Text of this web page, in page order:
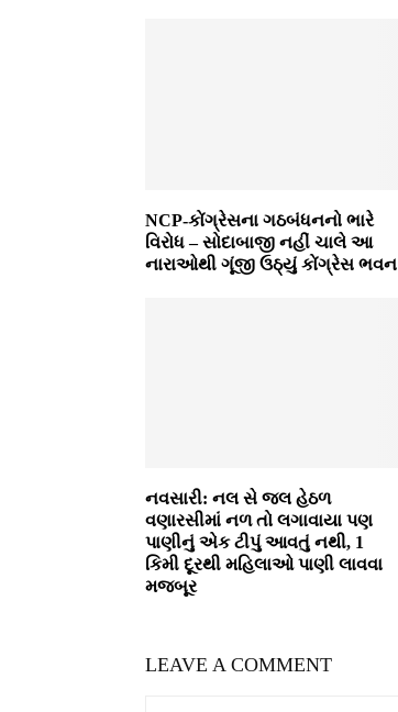
NCP-કોંગ્રેસના ગઠબંધનનો ભારે
વિરોધ – સોદાબાજી નહીં ચાલે આ
નારાઓથી ગૂંજી ઉઠ્યું કોંગ્રેસ ભવન
નવસારી: નલ સે જલ હેઠળ
વણારસીમાં નળ તો લગાવાયા પણ
પાણીનું એક ટીપું આવતું નથી, 1
કિમી દૂરથી મહિલાઓ પાણી લાવવા
મજબૂર
LEAVE A COMMENT